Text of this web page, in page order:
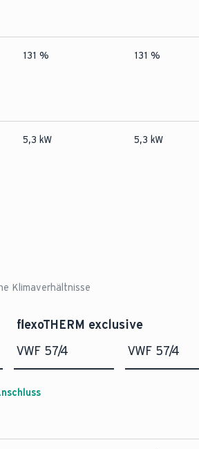
131 % 131 %
5,3 kW 5,3 kW
Klimaverhältnisse
flexoTHERM exclusive
VWF 57/4
VWF 57/4